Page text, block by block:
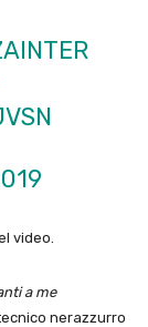
video.
a me
nerazzurro